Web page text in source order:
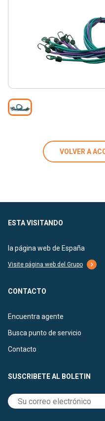
VOLVER A
ESTA VISITANDO
la página web de España
Visite página web del Grupo
CONTACTO
Encuentra agente
Busca punto de servicio
Contacto
SUSCRIBETE AL BOLETIN